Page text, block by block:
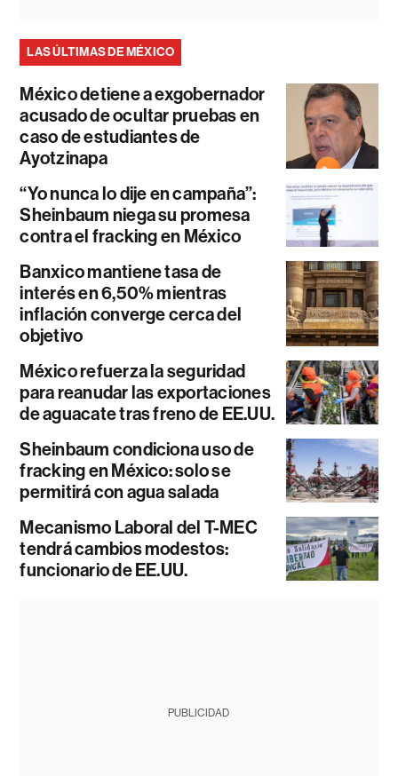
LAS ÚLTIMAS DE MÉXICO
México detiene a exgobernador
acusado de ocultar pruebas en
caso de estudiantes de
Ayotzinapa
“Yo nunca lo dije en campaña”:
Sheinbaum niega su promesa
contra el fracking en México
Banxico mantiene tasa de
interés en 6,50% mientras
inflación converge cerca del
objetivo
México refuerza la seguridad
para reanudar las exportaciones
de aguacate tras freno de EE.UU.
Sheinbaum condiciona uso de
fracking en México: solo se
permitirá con agua salada
Mecanismo Laboral del T-MEC
tendrá cambios modestos:
funcionario de EE.UU.
PUBLICIDAD